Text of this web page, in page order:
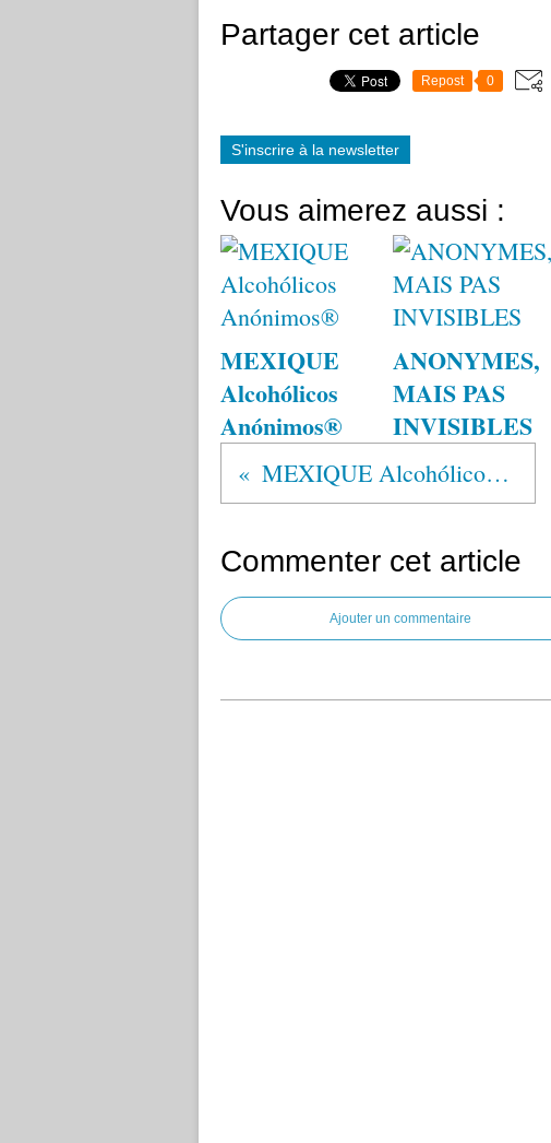
Partager cet article
Repost 0
S'inscrire à la newsletter
Vous aimerez aussi :
MEXIQUE
Alcohólicos
Anónimos®
ANONYMES,
MAIS PAS
INVISIBLES
MEXIQUE Alcohólicos Anónimos®
Commenter cet article
Ajouter un commentaire